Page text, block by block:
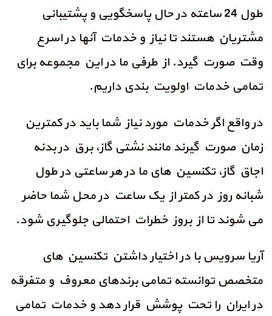
طول 24 ساعته در حال پاسخگویی و پشتیبانی
مشتریان هستند تا نیاز و خدمات آنها در اسرع
وقت صورت گیرد. از طرفی ما در این مجموعه برای
تمامی خدمات اولویت بندی داریم.
در واقع اگر خدمات مورد نیاز شما باید در کمترین
زمان صورت گیرند مانند نشتی گاز، برق در بدنه
اجاق گاز، تکنسین های ما در هر ساعتی در طول
شبانه روز در کمتر از یک ساعت در محل شما حاضر
می شوند تا از بروز خطرات احتمالی جلوگیری شود.
آریا سرویس با در اختیار داشتن تکنسین های
متخصص توانسته تمامی برندهای معروف و متفرقه
در ایران را تحت پوشش قرار دهد و خدمات تمامی